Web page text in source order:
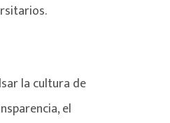
la cultura de
el